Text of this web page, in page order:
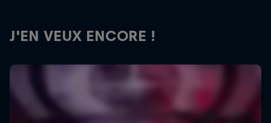
J'EN VEUX ENCORE !